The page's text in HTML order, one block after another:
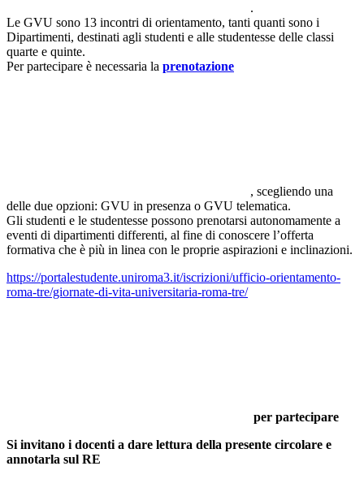
.
Le GVU sono 13 incontri di orientamento, tanti quanti sono i
Dipartimenti, destinati agli studenti e alle studentesse delle classi
quarte e quinte.
Per partecipare è necessaria la prenotazione
, scegliendo una
delle due opzioni: GVU in presenza o GVU telematica.
Gli studenti e le studentesse possono prenotarsi autonomamente a
eventi di dipartimenti differenti, al fine di conoscere l’offerta
formativa che è più in linea con le proprie aspirazioni e inclinazioni.
https://portalestudente.uniroma3.it/iscrizioni/ufficio-orientamento-
roma-tre/giornate-di-vita-universitaria-roma-tre/
per partecipare
Si invitano i docenti a dare lettura della presente circolare e
annotarla sul RE